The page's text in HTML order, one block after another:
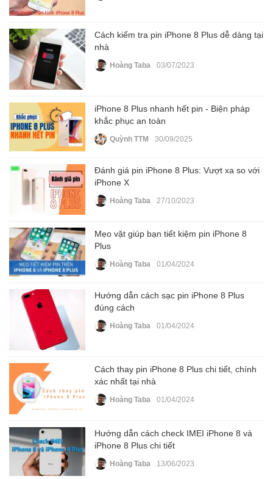
Cách kiểm tra pin iPhone 8 Plus dễ dàng tại
nhà
Hoàng Taba 03/07/2023
iPhone 8 Plus nhanh hết pin - Biện pháp
khắc phục an toàn
Quỳnh TTM 30/09/2025
Đánh giá pin iPhone 8 Plus: Vượt xa so với
iPhone X
Hoàng Taba 27/10/2023
Mẹo vặt giúp bạn tiết kiệm pin iPhone 8
Plus
Hoàng Taba 01/04/2024
Hướng dẫn cách sạc pin iPhone 8 Plus
đúng cách
Hoàng Taba 01/04/2024
Cách thay pin iPhone 8 Plus chi tiết, chính
xác nhất tại nhà
Hoàng Taba 01/04/2024
Hướng dẫn cách check IMEI iPhone 8 và
iPhone 8 Plus chi tiết
Hoàng Taba 13/06/2023